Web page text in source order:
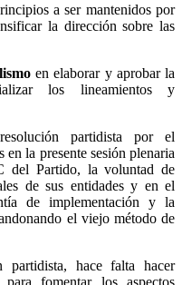
a ser mantenidos por
la dirección sobre las
en elaborar y aprobar la
los lineamientos y
partidista por el
en la presente sesión plenaria
del Partido, la voluntad de
de sus entidades y en el
de implementación y la
el viejo método de
partidista, hace falta hacer
fomentar los aspectos